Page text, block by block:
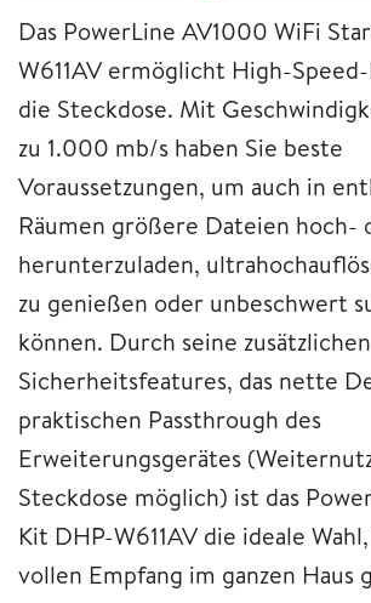
Das PowerLine AV1000 WiFi
W611AV ermöglicht High-
die Steckdose. Mit
zu 1.000 mb/s haben Sie beste
Voraussetzungen, um auch in
Räumen größere Dateien hoch-
herunterzuladen,
zu genießen oder unbeschwert
können. Durch seine zusätzlichen
Sicherheitsfeatures, das nette
praktischen Passthrough des
Erweiterungsgerätes
Steckdose möglich) ist das
Kit DHP-W611AV die ideale
vollen Empfang im ganzen Haus